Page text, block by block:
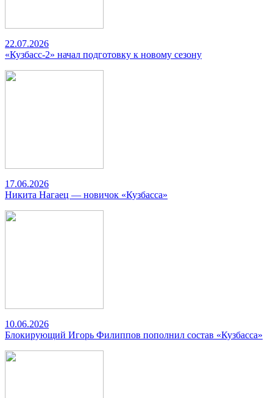
22.07.2026
«Кузбасс-2» начал подготовку к новому сезону
17.06.2026
Никита Нагаец — новичок «Кузбасса»
10.06.2026
Блокирующий Игорь Филиппов пополнил состав «Кузбасса»